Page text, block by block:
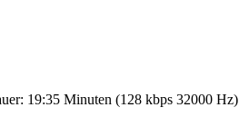
19:35 Minuten (128 kbps 32000 Hz)